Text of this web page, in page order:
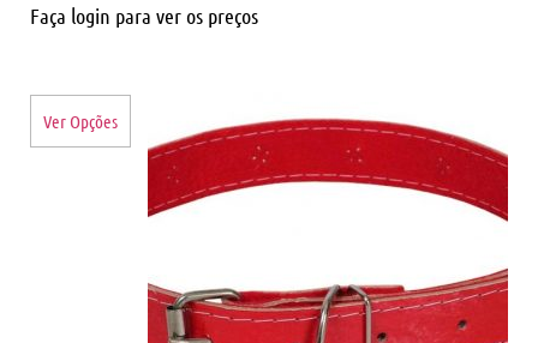
Faça login para ver os preços
Ver Opções